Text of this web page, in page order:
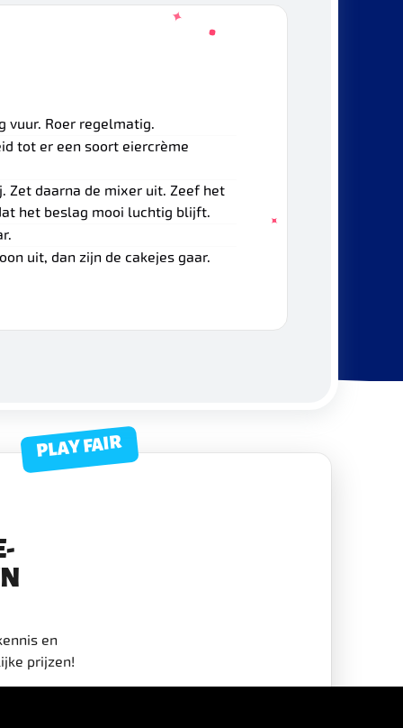
vuur. Roer regelmatig.
tot er een soort eiercrème
Zet daarna de mixer uit. Zeef het
het beslag mooi luchtig blijft.
uit, dan zijn de cakejes gaar.
PLAY FAIR
en
prijzen!